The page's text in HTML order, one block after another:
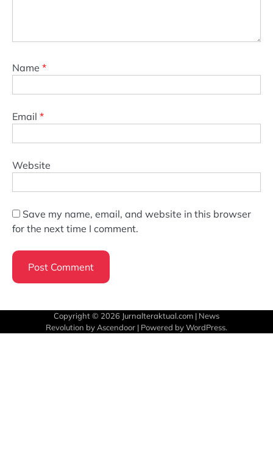
Name *
Email *
Website
Save my name, email, and website in this browser
for the next time I comment.
Copyright © 2026 Jurnalteraktual.com | News
Revolution byAscendoor | Powered byWordPress.